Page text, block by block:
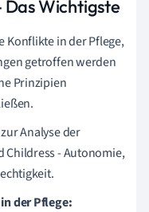
Wichtigste
Konflikte in der Pflege,
getroffen werden
Prinzipien
Analyse der
Childress - Autonomie,
der Pflege: